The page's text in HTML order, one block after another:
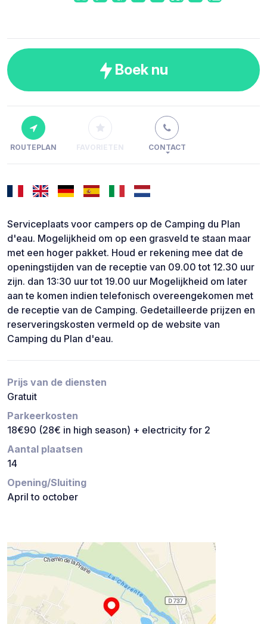
Boek nu
ROUTEPLAN FAVORIETEN CONTACT
Serviceplaats voor campers op de Camping du Plan
d'eau. Mogelijkheid om op een grasveld te staan maar
met een hoger pakket. Houd er rekening mee dat de
openingstijden van de receptie van 09.00 tot 12.30 uur
zijn. dan 13:30 uur tot 19.00 uur Mogelijkheid om later
aan te komen indien telefonisch overeengekomen met
de receptie van de Camping. Gedetailleerde prijzen en
reserveringskosten vermeld op de website van
Camping du Plan d'eau.
Prijs van de diensten
Gratuit
Parkeerkosten
18€90 (28€ in high season) + electricity for 2
Aantal plaatsen
14
Opening/Sluiting
April to october